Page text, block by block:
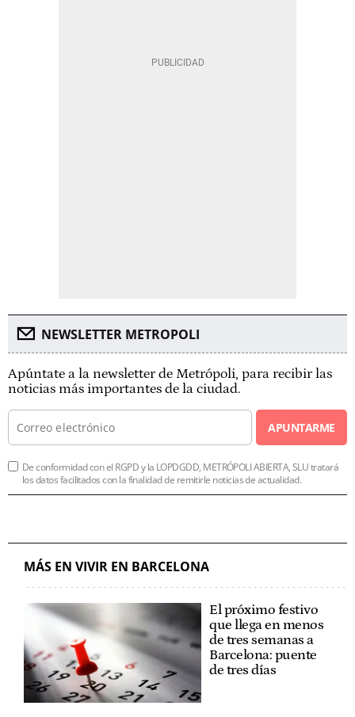
NEWSLETTER METROPOLI
Apúntate a la newsletter de Metrópoli, para recibir las
noticias más importantes de la ciudad.
APUNTARME
De conformidad con el RGPD y la LOPDGDD, METRÓPOLI ABIERTA, SLU tratará
los datos facilitados con la finalidad de remitirle noticias de actualidad.
MÁS EN VIVIR EN BARCELONA
El próximo festivo
que llega en menos
de tres semanas a
Barcelona: puente
de tres días